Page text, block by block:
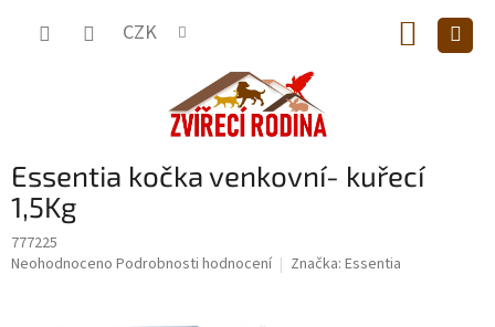
CZK
KOŠÍK
Essentia kočka venkovní- kuřecí
1,5Kg
777225
Průměrné
Neohodnoceno Podrobnosti hodnocení Značka: Essentia